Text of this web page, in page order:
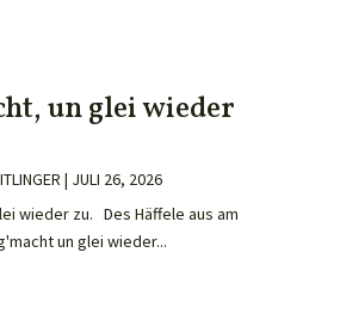
un glei wieder
| JULI 26, 2026
wieder zu. Des Häffele aus am
un glei wieder...